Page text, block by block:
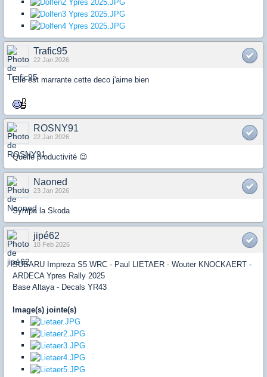
Trafic95
22 Jan 2026
Elle est marrante cette deco j'aime bien
ROSNY91
22 Jan 2026
Quelle productivité 😉
Naoned
23 Jan 2026
Sympa la Skoda
jipé62
18 Feb 2026
SUBARU Impreza S5 WRC - Paul LIETAER - Wouter KNOCKAERT -
ARDECA Ypres Rally 2025
Base Altaya - Decals YR43
Image(s) jointe(s)